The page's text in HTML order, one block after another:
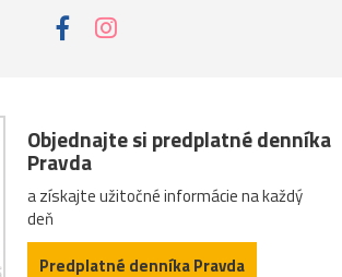
Objednajte si predplatné denníka
Pravda
a získajte užitočné informácie na každý
deň
Predplatné denníka Pravda